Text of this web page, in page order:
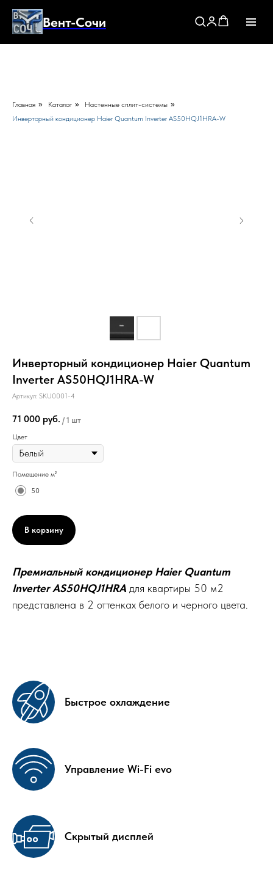
Вент-Сочи
Главная » Каталог » Настенные сплит-системы »
Инверторный кондиционер Haier Quantum Inverter AS50HQJ1HRA-W
Инверторный кондиционер Haier Quantum
Inverter AS50HQJ1HRA-W
Артикул: SKU0001-4
71 000 руб. / 1 шт
Цвет
Помещение м²
50
В корзину
Премиальный кондиционер Haier Quantum
Inverter AS50HQJ1HRA для квартиры 50 м2
представлена в 2 оттенках белого и черного цвета.
Быстрое охлаждение
Управление Wi-Fi evo
Скрытый дисплей